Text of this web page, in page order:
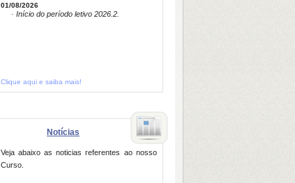
01/08/2026
· Início do período letivo 2026.2.
Clique aqui e saiba mais!
Notícias
Veja abaixo as noticias referentes ao nosso
Curso.